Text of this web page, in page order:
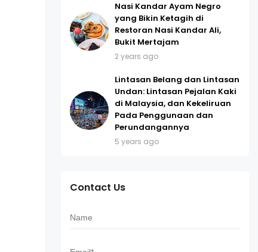
Nasi Kandar Ayam Negro
yang Bikin Ketagih di
Restoran Nasi Kandar Ali,
Bukit Mertajam
2 years ago
Lintasan Belang dan Lintasan
Undan: Lintasan Pejalan Kaki
di Malaysia, dan Kekeliruan
Pada Penggunaan dan
Perundangannya
5 years ago
Contact Us